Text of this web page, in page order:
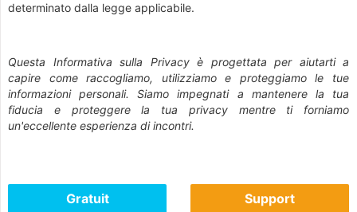
determinato dalla legge applicabile.
Questa Informativa sulla Privacy è progettata per aiutarti a
capire come raccogliamo, utilizziamo e proteggiamo le tue
informazioni personali. Siamo impegnati a mantenere la tua
fiducia e proteggere la tua privacy mentre ti forniamo
un'eccellente esperienza di incontri.
Gratuit Support